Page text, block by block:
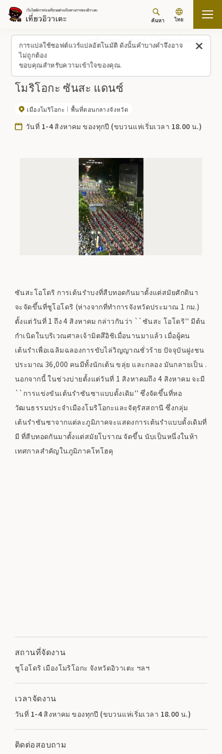
การแปลใช้ซอฟต์แวร์แปลอัตโนมัติ ดังนั้นคำบางคำจึงอาจ
ไม่ถูกต้อง
ขอบคุณสำหรับความเข้าใจของคุณ.
ค้นหา ไทย
กลับขึ้นด้านบน อีเวนต์
โมริโอกะ ซันสะ แดนซ์
เมืองโมริโอกะ พื้นที่ตอนกลางจังหวัด
วันที่ 1-4 สิงหาคม ของทุกปี (ขบวนแห่เริ่มเวลา 18.00 น.)
ซันสะโอโดริ การเต้นรำบงที่สืบทอดกันมาตั้งแต่สมัยศักดินา
จะจัดขึ้นที่ชูโอโดริ (ห่างจากที่ทำการจังหวัดประมาณ 1 กม.)
ตั้งแต่วันที่ 1 ถึง 4 สิงหาคม กล่าวกันว่า ``ซันสะ โอโดริ'' มีต้น
กำเนิดในบริเวณศาลเจ้ามิตสึอิชิเมื่อนานมาแล้ว เมื่อผู้คน
เต้นรำเพื่อเฉลิมฉลองการขับไล่วิญญาณชั่วร้าย ปัจจุบันฝูงชน
ประมาณ 36,000 คนมีทั้งนักเต้น ขลุ่ย และกลอง มันกลายเป็น .
นอกจากนี้ ในช่วงบ่ายตั้งแต่วันที่ 1 สิงหาคมถึง 4 สิงหาคม จะมี
``การแข่งขันเต้นรำซันซาแบบดั้งเดิม'' ซึ่งจัดขึ้นที่หอ
วัฒนธรรมประจำเมืองโมริโอกะและจัตุรัสสถานี ซึ่งกลุ่ม
เต้นรำซันซาจากแต่ละภูมิภาคจะแสดงการเต้นรำแบบดั้งเดิมที่
มี ที่สืบทอดกันมาตั้งแต่สมัยโบราณ จัดขึ้น นับเป็นหนึ่งในห้า
เทศกาลสำคัญในภูมิภาคโทโฮคุ
สถานที่จัดงาน
ชูโอโดริ เมืองโมริโอกะ จังหวัดอิวาเตะ ฯลฯ
เวลาจัดงาน
วันที่ 1-4 สิงหาคม ของทุกปี (ขบวนแห่เริ่มเวลา 18.00 น.)
ติดต่อสอบถาม